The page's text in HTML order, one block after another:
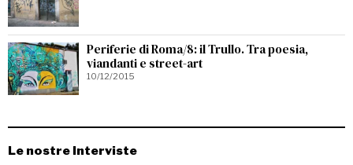
Periferie di Roma/8: il Trullo. Tra poesia,
viandanti e street-art
10/12/2015
Le nostre Interviste